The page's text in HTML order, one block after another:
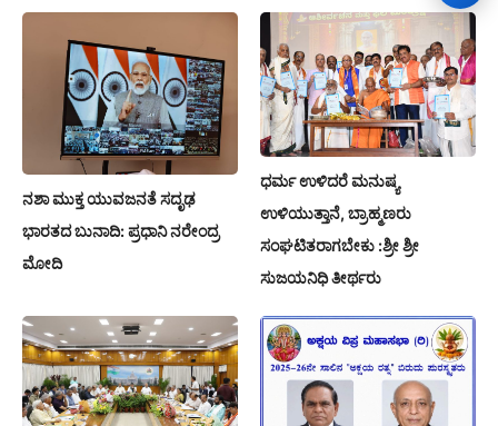
ನಶಾ ಮುಕ್ತ ಯುವಜನತೆ ಸದೃಢ
ಭಾರತದ ಬುನಾದಿ: ಪ್ರಧಾನಿ ನರೇಂದ್ರ
ಮೋದಿ
ಧರ್ಮ ಉಳಿದರೆ ಮನುಷ್ಯ
ಉಳಿಯುತ್ತಾನೆ, ಬ್ರಾಹ್ಮಣರು
ಸಂಘಟಿತರಾಗಬೇಕು :ಶ್ರೀ ಶ್ರೀ
ಸುಜಯನಿಧಿ ತೀರ್ಥರು